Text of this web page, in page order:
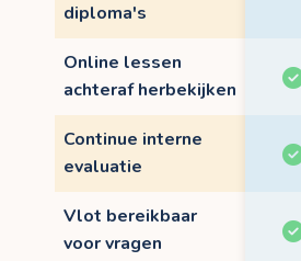
diploma's
Online lessen
achteraf herbekijken
Continue interne
evaluatie
Vlot bereikbaar
voor vragen